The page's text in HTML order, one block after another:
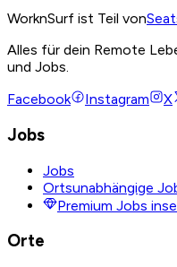
WorknSurf ist Teil von
Alles für dein Remote
und Jobs.
Facebook
Instagram X
Jobs
Jobs
Ortsunabhängige
Premium Jobs
Orte